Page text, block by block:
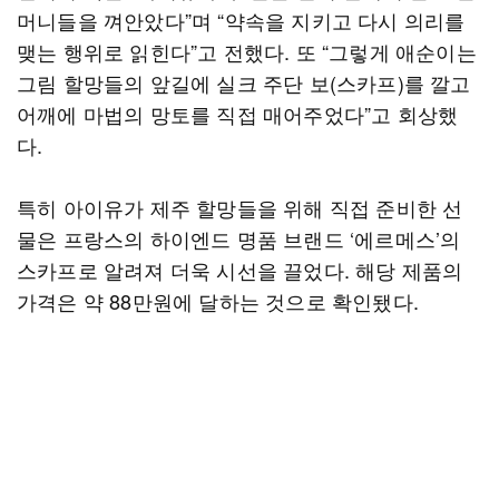
머니들을 껴안았다”며 “약속을 지키고 다시 의리를
맺는 행위로 읽힌다”고 전했다. 또 “그렇게 애순이는
그림 할망들의 앞길에 실크 주단 보(스카프)를 깔고
어깨에 마법의 망토를 직접 매어주었다”고 회상했
다.
특히 아이유가 제주 할망들을 위해 직접 준비한 선
물은 프랑스의 하이엔드 명품 브랜드 ‘에르메스’의
스카프로 알려져 더욱 시선을 끌었다. 해당 제품의
가격은 약 88만원에 달하는 것으로 확인됐다.